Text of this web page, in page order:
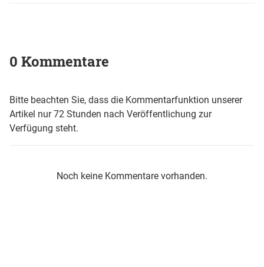
0 Kommentare
Bitte beachten Sie, dass die Kommentarfunktion unserer
Artikel nur 72 Stunden nach Veröffentlichung zur
Verfügung steht.
Noch keine Kommentare vorhanden.